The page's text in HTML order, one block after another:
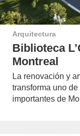
Arquitectura
Biblioteca
Montreal
La renovación y
transforma uno
importantes de